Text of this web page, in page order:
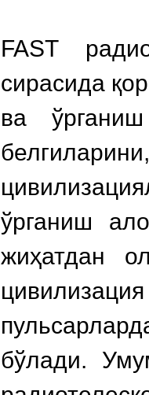
FAST
сирасида
ва
ўрганиш
жиҳатдан
бўлади.